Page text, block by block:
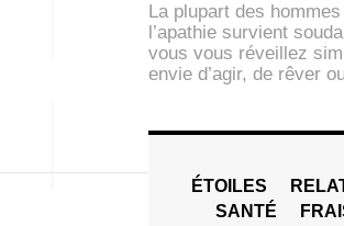
La plupart des
l’apathie survient
vous vous réveillez
envie d’agir, de rêver
ÉTOILES
SANTÉ